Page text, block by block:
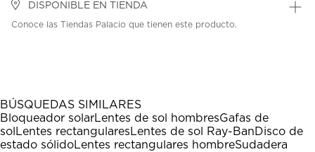
DISPONIBLE EN TIENDA
Conoce las Tiendas Palacio que tienen este producto.
BÚSQUEDAS SIMILARES
Bloqueador solarLentes de sol hombresGafas de
sol Lentes rectangularesLentes de sol Ray-BanDisco de
estado sólidoLentes rectangulares hombreSudadera